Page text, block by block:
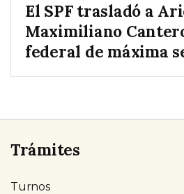
El SPF trasladó a
Maximiliano
federal de máxima
Trámites
Turnos